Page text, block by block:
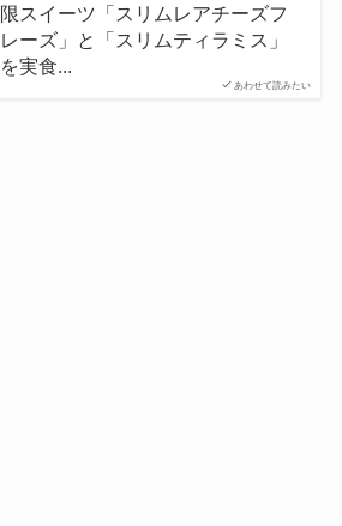
あわせて読みたい
限スイーツ「スリムレアチーズフ
レーズ」と「スリムティラミス」
を実食...